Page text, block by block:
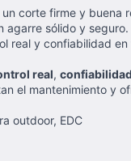
corte firme y buena
agarre sólido y seguro.
real y confiabilidad en
real, confiabilidad
el mantenimiento y
outdoor, EDC